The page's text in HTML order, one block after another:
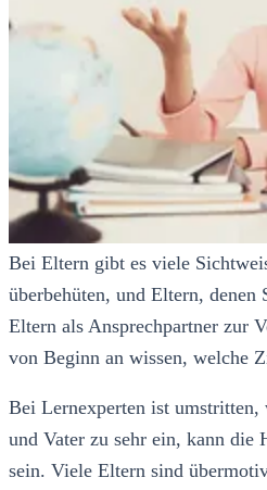
Bei Eltern gibt es viele
überbehüten, und Eltern,
Eltern als Ansprechpartner zur
von Beginn an wissen, welche
Bei Lernexperten ist umstritten,
und Vater zu sehr ein, kann
sein. Viele Eltern sind